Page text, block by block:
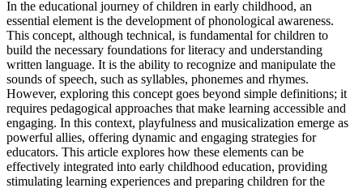
In the educational journey of children in early childhood, an
essential element is the development of phonological awareness.
This concept, although technical, is fundamental for children to
build the necessary foundations for literacy and understanding
written language. It is the ability to recognize and manipulate the
sounds of speech, such as syllables, phonemes and rhymes.
However, exploring this concept goes beyond simple definitions; it
requires pedagogical approaches that make learning accessible and
engaging. In this context, playfulness and musicalization emerge as
powerful allies, offering dynamic and engaging strategies for
educators. This article explores how these elements can be
effectively integrated into early childhood education, providing
stimulating learning experiences and preparing children for the